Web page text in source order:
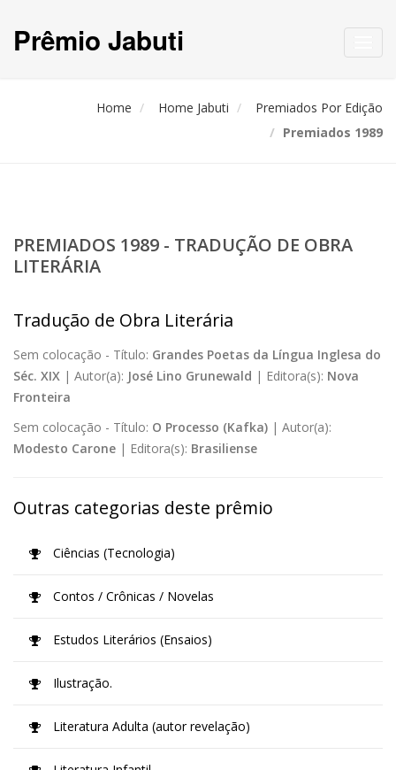
Prêmio Jabuti
Home Home Jabuti
Premiados Por Edição
Premiados 1989
PREMIADOS 1989 - TRADUÇÃO DE OBRA
LITERÁRIA
Tradução de Obra Literária
Sem colocação - Título: Grandes Poetas da Língua Inglesa do
Séc. XIX | Autor(a): José Lino Grunewald | Editora(s): Nova
Fronteira
Sem colocação - Título: O Processo (Kafka) | Autor(a):
Modesto Carone | Editora(s): Brasiliense
Outras categorias deste prêmio
Ciências (Tecnologia)
Contos / Crônicas / Novelas
Estudos Literários (Ensaios)
Ilustração.
Literatura Adulta (autor revelação)